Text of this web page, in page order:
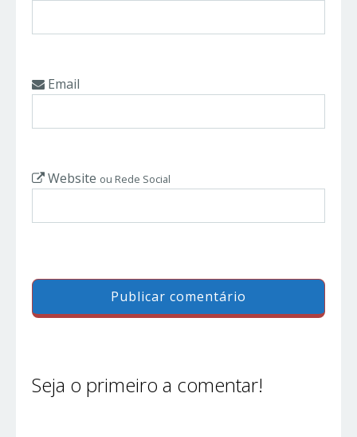
Email
Website ou Rede Social
Seja o primeiro a comentar!